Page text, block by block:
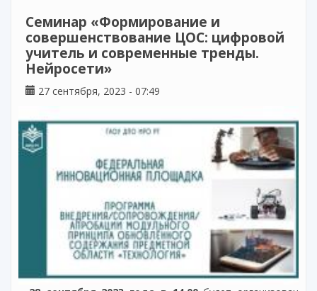
Семинар «Формирование и
совершенствование ЦОС: цифровой
учитель и современные тренды.
Нейросети»
27 сентября, 2023 - 07:49